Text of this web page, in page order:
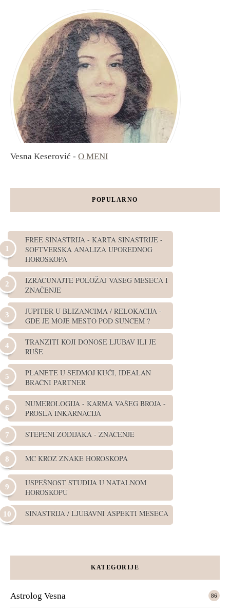
Vesna Keserović - O MENI
POPULARNO
FREE SINASTRIJA - KARTA SINASTRIJE -
SOFTVERSKA ANALIZA UPOREDNOG
HOROSKOPA
IZRAČUNAJTE POLOŽAJ VAŠEG MESECA I
ZNAČENJE
JUPITER U BLIZANCIMA / RELOKACIJA -
GDE JE MOJE MESTO POD SUNCEM ?
TRANZITI KOJI DONOSE LJUBAV ILI JE
RUŠE
PLANETE U SEDMOJ KUĆI, IDEALAN
BRAČNI PARTNER
NUMEROLOGIJA - KARMA VAŠEG BROJA -
PROŠLA INKARNACIJA
STEPENI ZODIJAKA - ZNAČENJE
MC KROZ ZNAKE HOROSKOPA
USPEŠNOST STUDIJA U NATALNOM
HOROSKOPU
SINASTRIJA / LJUBAVNI ASPEKTI MESECA
KATEGORIJE
Astrolog Vesna 86